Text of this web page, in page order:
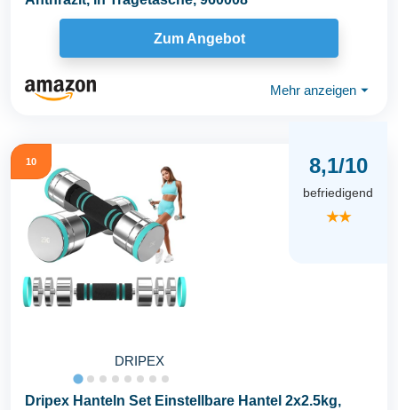
Zum Angebot
Mehr anzeigen ⏷
10
DRIPEX
8,1/10
befriedigend
★★
Dripex Hanteln Set Einstellbare Hantel 2x2.5kg,